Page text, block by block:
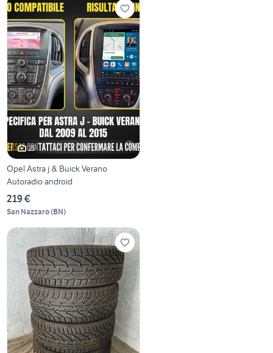
15
Opel Astra j & Buick Verano
Autoradio android
219 €
San Nazzaro(BN)